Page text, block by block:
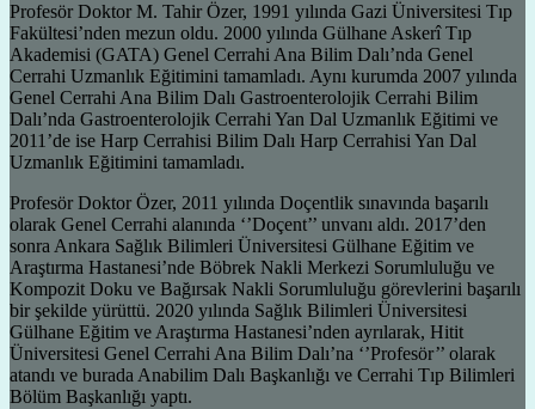
Profesör Doktor M. Tahir Özer, 1991 yılında Gazi Üniversitesi Tıp
Fakültesi’nden mezun oldu. 2000 yılında Gülhane Askerî Tıp
Akademisi (GATA) Genel Cerrahi Ana Bilim Dalı’nda Genel
Cerrahi Uzmanlık Eğitimini tamamladı. Aynı kurumda 2007 yılında
Genel Cerrahi Ana Bilim Dalı Gastroenterolojik Cerrahi Bilim
Dalı’nda Gastroenterolojik Cerrahi Yan Dal Uzmanlık Eğitimi ve
2011’de ise Harp Cerrahisi Bilim Dalı Harp Cerrahisi Yan Dal
Uzmanlık Eğitimini tamamladı.
Profesör Doktor Özer, 2011 yılında Doçentlik sınavında başarılı
olarak Genel Cerrahi alanında ‘’Doçent’’ unvanı aldı. 2017’den
sonra Ankara Sağlık Bilimleri Üniversitesi Gülhane Eğitim ve
Araştırma Hastanesi’nde Böbrek Nakli Merkezi Sorumluluğu ve
Kompozit Doku ve Bağırsak Nakli Sorumluluğu görevlerini başarılı
bir şekilde yürüttü. 2020 yılında Sağlık Bilimleri Üniversitesi
Gülhane Eğitim ve Araştırma Hastanesi’nden ayrılarak, Hitit
Üniversitesi Genel Cerrahi Ana Bilim Dalı’na ‘’Profesör’’ olarak
atandı ve burada Anabilim Dalı Başkanlığı ve Cerrahi Tıp Bilimleri
Bölüm Başkanlığı yaptı.